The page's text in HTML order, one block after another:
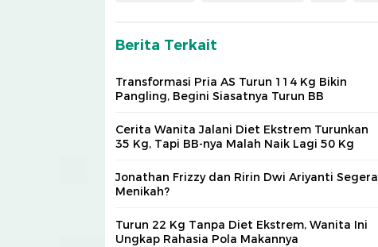
Berita Terkait
Transformasi Pria AS Turun 114 Kg Bikin
Pangling, Begini Siasatnya Turun BB
Cerita Wanita Jalani Diet Ekstrem Turunkan
35 Kg, Tapi BB-nya Malah Naik Lagi 50 Kg
Jonathan Frizzy dan Ririn Dwi Ariyanti Segera
Menikah?
Turun 22 Kg Tanpa Diet Ekstrem, Wanita Ini
Ungkap Rahasia Pola Makannya